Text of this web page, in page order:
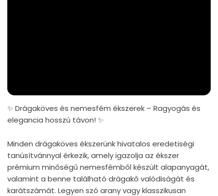
✨ Drágaköves és nemesfém ékszerek – Ragyogás és
elegancia hosszú távon! ✨
Minden drágaköves ékszerünk hivatalos eredetiségi
tanúsítvánnyal érkezik, amely igazolja az ékszer
prémium minőségű nemesfémből készült alapanyagát,
valamint a benne található drágakő valódiságát és
karátszámát. Legyen szó arany vagy klasszikusan